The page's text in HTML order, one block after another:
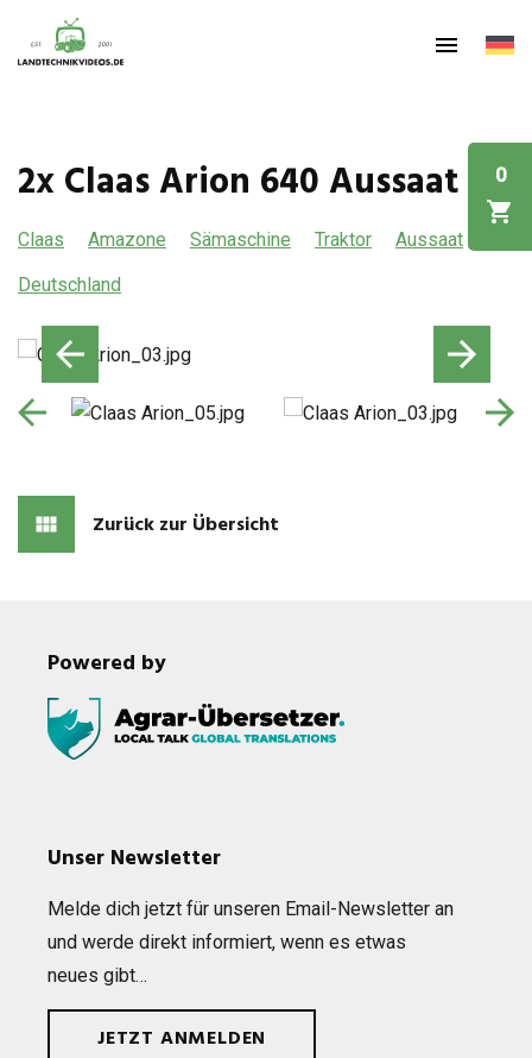
0
2x Claas Arion 640 Aussaat
Claas Amazone Sämaschine Traktor
Aussaat
Deutschland
Zurück zur Übersicht
Powered by
Unser Newsletter
Melde dich jetzt für unse­ren Email-News­let­ter an
und werde direkt infor­miert, wenn es etwas
neues gibt…
JETZT ANMELDEN